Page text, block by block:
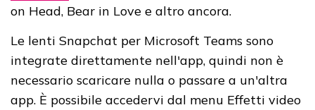
on Head, Bear in Love e altro ancora.
Le lenti Snapchat per Microsoft Teams sono
integrate direttamente nell'app, quindi non è
necessario scaricare nulla o passare a un'altra
app. È possibile accedervi dal menu Effetti video